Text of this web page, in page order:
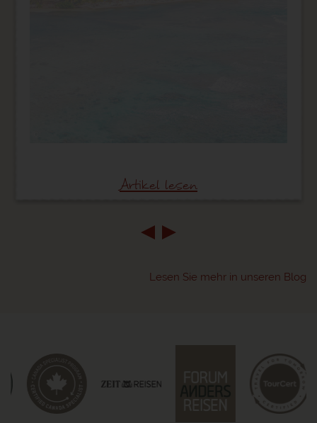
Artikel lesen
Lesen Sie mehr in unseren Blog